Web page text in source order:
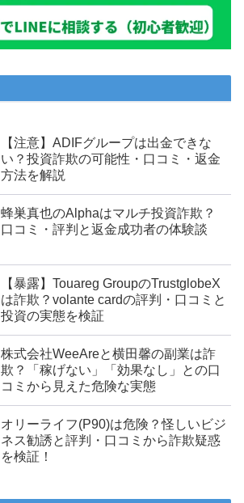
【注意】ADIFグループは出金できな
い？投資詐欺の可能性・口コミ・返金
方法を解説
蜂巣真也のAlphaはマルチ投資詐欺？
口コミ・評判と返金成功者の体験談
【暴露】Touareg GroupのTrustglobeX
は詐欺？volante cardの評判・口コミと
投資の実態を検証
株式会社WeeAreと横田馨の副業は詐
欺？「稼げない」「効果なし」との口
コミから見えた危険な実態
オリーライフ(P90)は危険？怪しいビジ
ネス勧誘と評判・口コミから詐欺疑惑
を検証！